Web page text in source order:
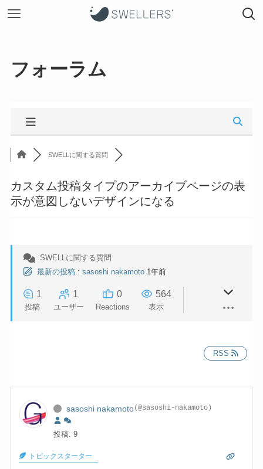
フォーラム
SWELLに関する質問
カスタム投稿タイプのアーカイブページの表
示が意図しないデザインになる
SWELLに関する質問
最新の投稿 : sasoshi nakamoto 1年前
1
投稿
1
ユーザー
0
Reactions
564
表示
RSS
sasoshi nakamoto(@sasoshi-nakamoto)
投稿: 9
トピックスターター